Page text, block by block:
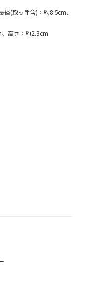
径(取っ手含)：約8.5cm、
、高さ：約2.3cm